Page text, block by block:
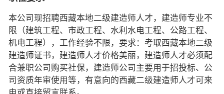
本公司现招聘西藏本地二级建造师人才，建造师专业不
限（建筑工程、市政工程、水利水电工程、公路工程、
机电工程），工作经验不限，要求：考取西藏本地二级
建造师证书，建造师人才价格美丽，建造师人才必须配
合兼职公司购买社保，建造师公司主要用于招投标、公
司资质年审使用等，有意向的西藏二级建造师人才可来